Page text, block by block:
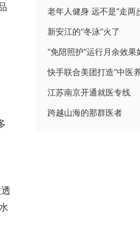
老年人健身 远不是“走两
新安江的“冬泳”火了
“免陪照护”运行月余效果
江苏南京开通就医专线
跨越山海的那群医者